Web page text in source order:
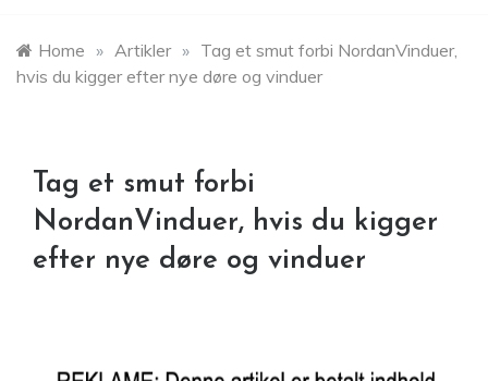
Home » Artikler » Tag et smut forbi NordanVinduer,
hvis du kigger efter nye døre og vinduer
Tag et smut forbi
NordanVinduer, hvis du kigger
efter nye døre og vinduer